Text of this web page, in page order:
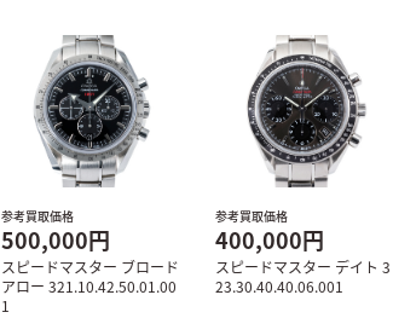
参考買取価格
500,000円
スピードマスター ブロード
アロー 321.10.42.50.01.00
1
参考買取価格
400,000円
スピードマスター デイト 3
23.30.40.40.06.001